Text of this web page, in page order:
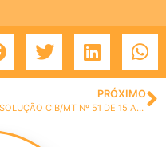
PRÓXIMO
RESOLUÇÃO CIB/MT Nº 51 DE 15 ABRIL DE 2021.